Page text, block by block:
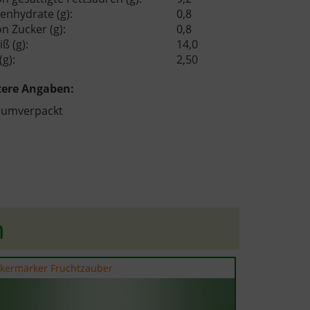
(g):
0,8
Zucker (g):
0,8
(g):
14,0
2,50
Angaben:
Fruchtzauber